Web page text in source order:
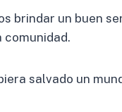
brindar un buen
comunidad.
salvado un